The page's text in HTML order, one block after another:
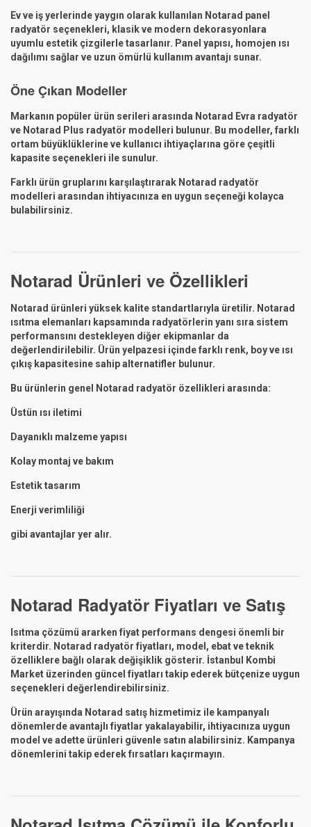
Ev ve iş yerlerinde yaygın olarak kullanılan Notarad panel
radyatör seçenekleri, klasik ve modern dekorasyonlara
uyumlu estetik çizgilerle tasarlanır. Panel yapısı, homojen ısı
dağılımı sağlar ve uzun ömürlü kullanım avantajı sunar.
Öne Çıkan Modeller
Markanın popüler ürün serileri arasında Notarad Evra radyatör
ve Notarad Plus radyatör modelleri bulunur. Bu modeller, farklı
ortam büyüklüklerine ve kullanıcı ihtiyaçlarına göre çeşitli
kapasite seçenekleri ile sunulur.
Farklı ürün gruplarını karşılaştırarak Notarad radyatör
modelleri arasından ihtiyacınıza en uygun seçeneği kolayca
bulabilirsiniz.
Notarad Ürünleri ve Özellikleri
Notarad ürünleri yüksek kalite standartlarıyla üretilir. Notarad
ısıtma elemanları kapsamında radyatörlerin yanı sıra sistem
performansını destekleyen diğer ekipmanlar da
değerlendirilebilir. Ürün yelpazesi içinde farklı renk, boy ve ısı
çıkış kapasitesine sahip alternatifler bulunur.
Bu ürünlerin genel Notarad radyatör özellikleri arasında:
Üstün ısı iletimi
Dayanıklı malzeme yapısı
Kolay montaj ve bakım
Estetik tasarım
Enerji verimliliği
gibi avantajlar yer alır.
Notarad Radyatör Fiyatları ve Satış
Isıtma çözümü ararken fiyat performans dengesi önemli bir
kriterdir. Notarad radyatör fiyatları, model, ebat ve teknik
özelliklere bağlı olarak değişiklik gösterir. İstanbul Kombi
Market üzerinden güncel fiyatları takip ederek bütçenize uygun
seçenekleri değerlendirebilirsiniz.
Ürün arayışında Notarad satış hizmetimiz ile kampanyalı
dönemlerde avantajlı fiyatlar yakalayabilir, ihtiyacınıza uygun
model ve adette ürünleri güvenle satın alabilirsiniz. Kampanya
dönemlerini takip ederek fırsatları kaçırmayın.